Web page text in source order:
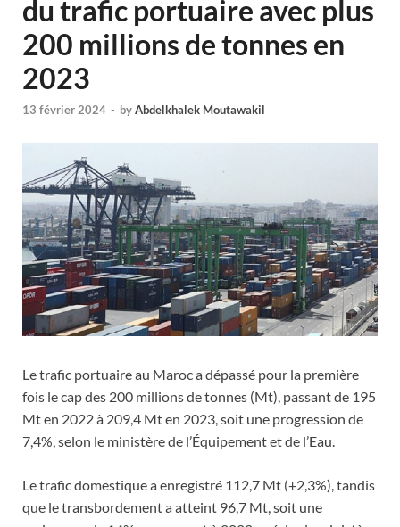
du trafic portuaire avec plus
200 millions de tonnes en
2023
13 février 2024 - byAbdelkhalek Moutawakil
Le trafic portuaire au Maroc a dépassé pour la première
fois le cap des 200 millions de tonnes (Mt), passant de 195
Mt en 2022 à 209,4 Mt en 2023, soit une progression de
7,4%, selon le ministère de l’Équipement et de l’Eau.
Le trafic domestique a enregistré 112,7 Mt (+2,3%), tandis
que le transbordement a atteint 96,7 Mt, soit une